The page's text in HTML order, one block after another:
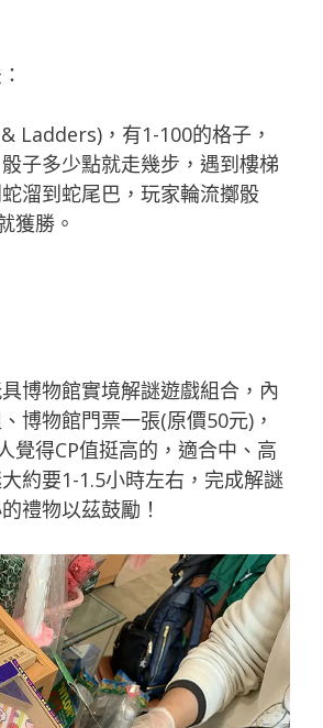
Ladders)，有1-100的格子，
子多少點就走幾步，遇到樓梯
溜到蛇尾巴，玩家輪流擲骰
獲勝。
博物館實境解謎遊戲組合，內
博物館門票一張(原價50元)，
覺得CP值挺高的，適合中、高
約要1-1.5小時左右，完成解謎
禮物以茲鼓勵！